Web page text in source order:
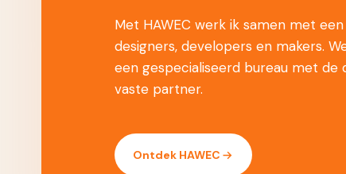
Met HAWEC werk ik samen met
designers, developers en makers.
een gespecialiseerd bureau met
vaste partner.
Ontdek HAWEC